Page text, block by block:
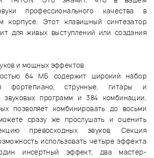
профессионального качества в
корпусе. Этот клавишный синтезатор
для живых выступлений или создания
и мощных эффектов
64 МБ содержит широкий набор
фортепиано, струнные, гитары и
звуковых программ и 384 комбинации,
позволяет комбинировать до восьми
сразу же прослушать и оценить
превосходных звуков. Секция
использовать четыре эффекта
инсертный эффект, два мастер-